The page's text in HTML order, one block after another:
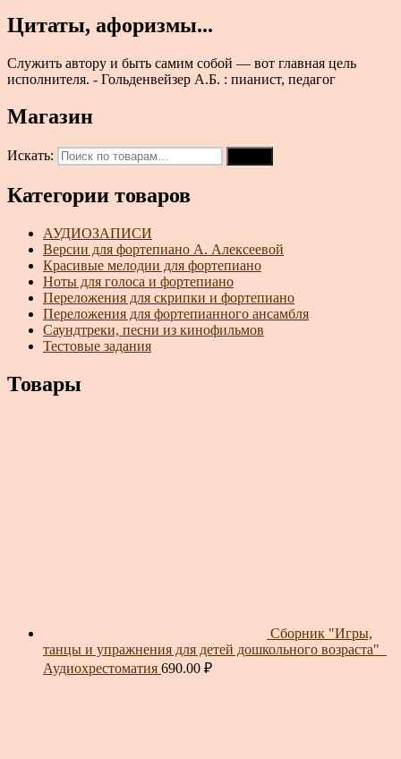
Цитаты, афоризмы...
Служить автору и быть самим собой — вот главная цель
исполнителя. - Гольденвейзер А.Б. : пианист, педагог
Магазин
Искать:
Категории товаров
АУДИОЗАПИСИ
Версии для фортепиано А. Алексеевой
Красивые мелодии для фортепиано
Ноты для голоса и фортепиано
Переложения для скрипки и фортепиано
Переложения для фортепианного ансамбля
Саундтреки, песни из кинофильмов
Тестовые задания
Товары
Сборник "Игры,
танцы и упражнения для детей дошкольного возраста"_
Аудиохрестоматия 690.00 ₽